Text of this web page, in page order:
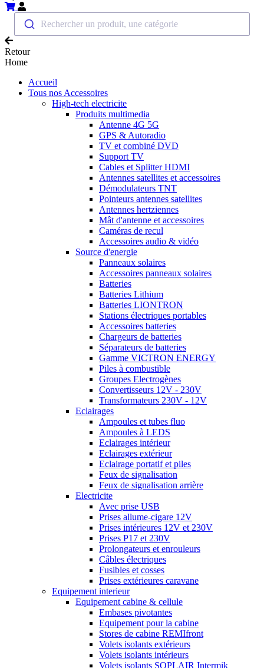
Rechercher un produit, une catégorie
Retour
Home
Accueil
Tous nos Accessoires
High-tech electricite
Produits multimedia
Antenne 4G 5G
GPS & Autoradio
TV et combiné DVD
Support TV
Cables et Splitter HDMI
Antennes satellites et accessoires
Démodulateurs TNT
Pointeurs antennes satellites
Antennes hertziennes
Mât d'antenne et accessoires
Caméras de recul
Accessoires audio & vidéo
Source d'energie
Panneaux solaires
Accessoires panneaux solaires
Batteries
Batteries Lithium
Batteries LIONTRON
Stations électriques portables
Accessoires batteries
Chargeurs de batteries
Séparateurs de batteries
Gamme VICTRON ENERGY
Piles à combustible
Groupes Electrogènes
Convertisseurs 12V - 230V
Transformateurs 230V - 12V
Eclairages
Ampoules et tubes fluo
Ampoules à LEDS
Eclairages intérieur
Eclairages extérieur
Eclairage portatif et piles
Feux de signalisation
Feux de signalisation arrière
Electricite
Avec prise USB
Prises allume-cigare 12V
Prises intérieures 12V et 230V
Prises P17 et 230V
Prolongateurs et enrouleurs
Câbles électriques
Fusibles et cosses
Prises extérieures caravane
Equipement interieur
Equipement cabine & cellule
Embases pivotantes
Equipement pour la cabine
Stores de cabine REMIfront
Volets isolants extérieurs
Volets isolants intérieurs
Volets isolants SOPLAIR Intermik